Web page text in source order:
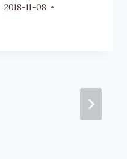
2018-11-08